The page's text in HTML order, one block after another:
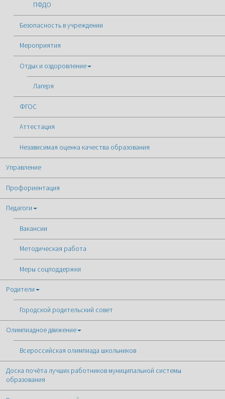
ПФДО
Безопасность в учреждении
Мероприятия
Отдых и оздоровление
Лагеря
ФГОС
Аттестация
Независимая оценка качества образования
Управление
Профориентация
Педагоги
Вакансии
Методическая работа
Меры соцподдержки
Родители
Городской родительский совет
Олимпиадное движение
Всероссийская олимпиада школьников
Доска почёта лучших работников муниципальной системы
образования